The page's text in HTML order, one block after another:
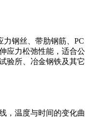
力钢丝、带肋钢筋、PC
应力松弛性能，适合公
验所、冶金钢铁及其它
，温度与时间的变化曲